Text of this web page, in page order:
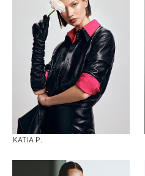
KATIA P.